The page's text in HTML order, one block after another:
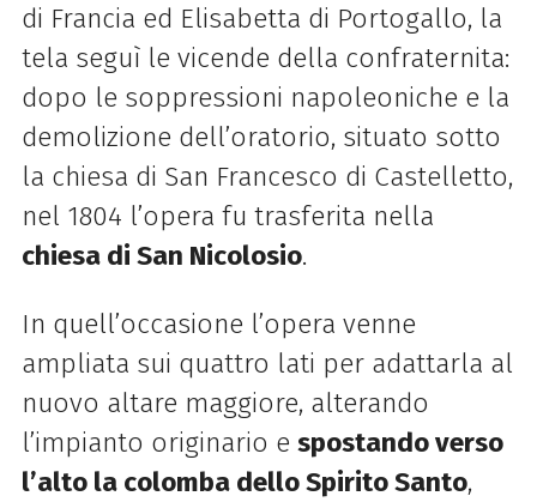
di Francia ed Elisabetta di Portogallo, la
tela seguì le vicende della confraternita:
dopo le soppressioni napoleoniche e la
demolizione dell’oratorio, situato sotto
la chiesa di San Francesco di Castelletto,
nel 1804 l’opera fu trasferita nella
chiesa di San Nicolosio.
In quell’occasione l’opera venne
ampliata sui quattro lati per adattarla al
nuovo altare maggiore, alterando
l’impianto originario e spostando verso
l’alto la colomba dello Spirito Santo,